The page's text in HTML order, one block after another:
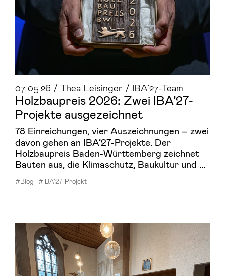
07.05.26 / Thea Leisinger / IBA’27-Team
Holz­bau­preis 2026: Zwei IBA’27-​
Projekte aus­ge­zeich­net
78 Einreichungen, vier Auszeichnungen – zwei
davon gehen an IBA’27-Projekte. Der
Holzbaupreis Baden-Württemberg zeichnet
Bauten aus, die Klimaschutz, Baukultur und ...
#Blog #IBA’27-Projekt